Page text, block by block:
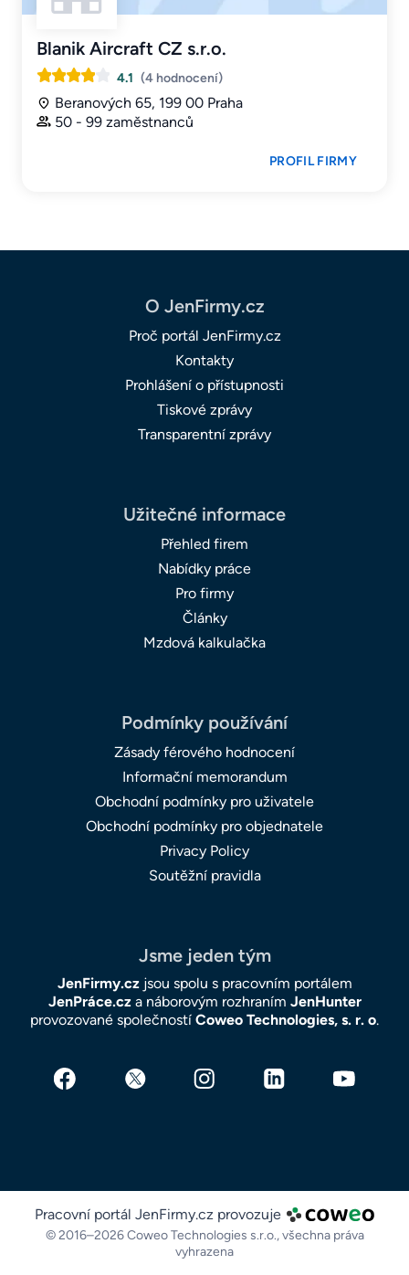
Blanik Aircraft CZ s.r.o.
4.1 (4 hodnocení)
Beranových 65, 199 00 Praha
50 - 99 zaměstnanců
PROFIL FIRMY
O JenFirmy.cz
Proč portál JenFirmy.cz
Kontakty
Prohlášení o přístupnosti
Tiskové zprávy
Transparentní zprávy
Užitečné informace
Přehled firem
Nabídky práce
Pro firmy
Články
Mzdová kalkulačka
Podmínky používání
Zásady férového hodnocení
Informační memorandum
Obchodní podmínky pro uživatele
Obchodní podmínky pro objednatele
Privacy Policy
Soutěžní pravidla
Jsme jeden tým
JenFirmy.czjsou spolu s pracovním portálem
JenPráce.cza náborovým rozhraním JenHunter
provozované společností Coweo Technologies, s. r. o.
Pracovní portál JenFirmy.cz provozuje
© 2016–2026 Coweo Technologies s.r.o.,všechna práva
vyhrazena